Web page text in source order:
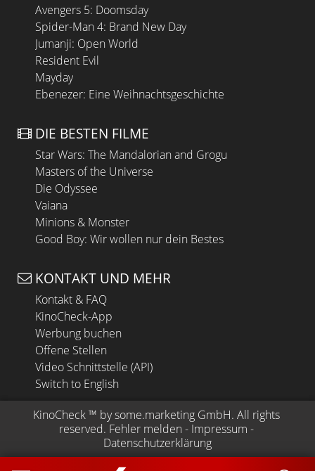
Avengers 5: Doomsday
Spider-Man 4: Brand New Day
Jumanji: Open World
Resident Evil
Mayday
Ebenezer: Eine Weihnachtsgeschichte
DIE BESTEN FILME
Star Wars: The Mandalorian and Grogu
Masters of the Universe
Die Odyssee
Vaiana
Minions & Monster
Good Boy: Wir wollen nur dein Bestes
KONTAKT UND MEHR
Kontakt & FAQ
KinoCheck-App
Werbung buchen
Offene Stellen
Video Schnittstelle (API)
Switch to English
KinoCheck ™ by some.marketing GmbH. All rights
reserved. Fehler melden - Impressum -
Datenschutzerklärung